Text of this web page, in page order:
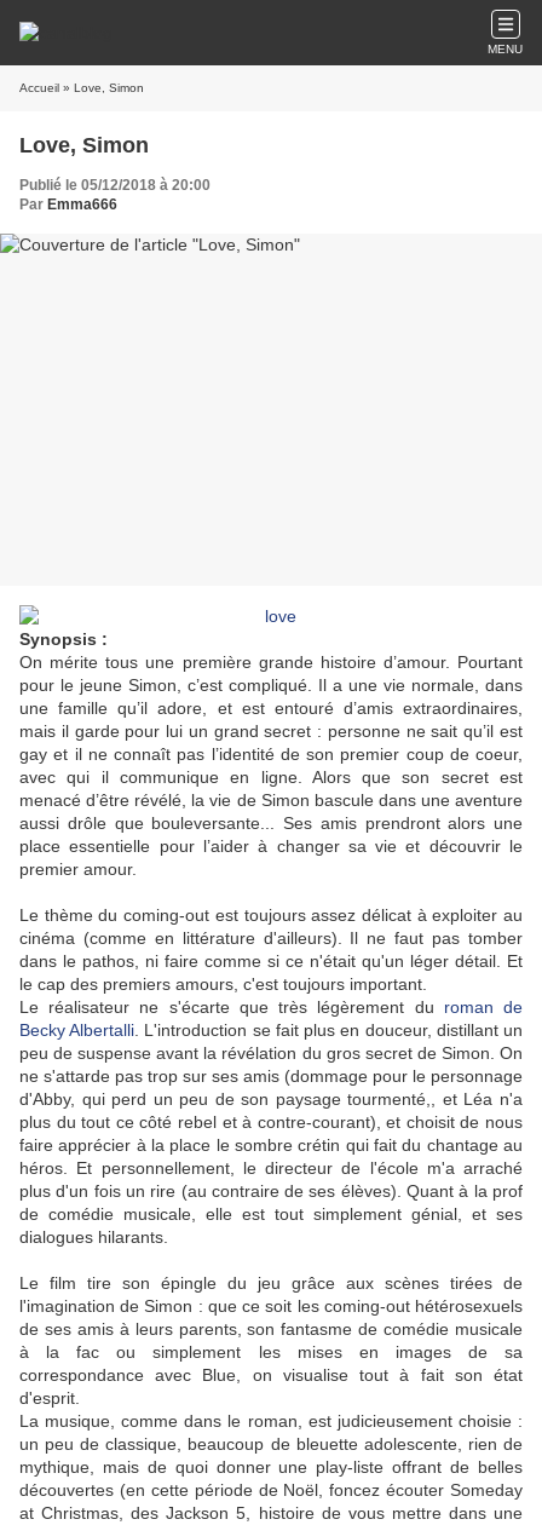
MENU
Accueil » Love, Simon
Love, Simon
Publié le 05/12/2018 à 20:00
Par Emma666
Synopsis :
On mérite tous une première grande histoire d’amour. Pourtant
pour le jeune Simon, c’est compliqué. Il a une vie normale, dans
une famille qu’il adore, et est entouré d’amis extraordinaires,
mais il garde pour lui un grand secret : personne ne sait qu’il est
gay et il ne connaît pas l’identité de son premier coup de coeur,
avec qui il communique en ligne. Alors que son secret est
menacé d’être révélé, la vie de Simon bascule dans une aventure
aussi drôle que bouleversante... Ses amis prendront alors une
place essentielle pour l’aider à changer sa vie et découvrir le
premier amour.
Le thème du coming-out est toujours assez délicat à exploiter au
cinéma (comme en littérature d'ailleurs). Il ne faut pas tomber
dans le pathos, ni faire comme si ce n'était qu'un léger détail. Et
le cap des premiers amours, c'est toujours important.
Le réalisateur ne s'écarte que très légèrement du roman de
Becky Albertalli . L'introduction se fait plus en douceur, distillant un
peu de suspense avant la révélation du gros secret de Simon. On
ne s'attarde pas trop sur ses amis (dommage pour le personnage
d'Abby, qui perd un peu de son paysage tourmenté,, et Léa n'a
plus du tout ce côté rebel et à contre-courant), et choisit de nous
faire apprécier à la place le sombre crétin qui fait du chantage au
héros. Et personnellement, le directeur de l'école m'a arraché
plus d'un fois un rire (au contraire de ses élèves). Quant à la prof
de comédie musicale, elle est tout simplement génial, et ses
dialogues hilarants.
Le film tire son épingle du jeu grâce aux scènes tirées de
l'imagination de Simon : que ce soit les coming-out hétérosexuels
de ses amis à leurs parents, son fantasme de comédie musicale
à la fac ou simplement les mises en images de sa
correspondance avec Blue, on visualise tout à fait son état
d'esprit.
La musique, comme dans le roman, est judicieusement choisie :
un peu de classique, beaucoup de bleuette adolescente, rien de
mythique, mais de quoi donner une play-liste offrant de belles
découvertes (en cette période de Noël, foncez écouter Someday
at Christmas, des Jackson 5, histoire de vous mettre dans une